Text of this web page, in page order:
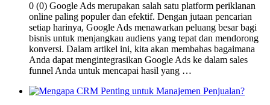
0 (0) Google Ads merupakan salah satu platform periklanan
online paling populer dan efektif. Dengan jutaan pencarian
setiap harinya, Google Ads menawarkan peluang besar bagi
bisnis untuk menjangkau audiens yang tepat dan mendorong
konversi. Dalam artikel ini, kita akan membahas bagaimana
Anda dapat mengintegrasikan Google Ads ke dalam sales
funnel Anda untuk mencapai hasil yang …